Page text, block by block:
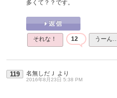
多くて？？です。
それな！ 12 うーん
119 名無しだＪ より
2016年8月23日 5:38 PM